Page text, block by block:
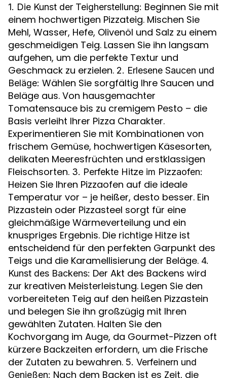
1. Die Kunst der Teigherstellung: Beginnen Sie mit
einem hochwertigen Pizzateig. Mischen Sie
Mehl, Wasser, Hefe, Olivenöl und Salz zu einem
geschmeidigen Teig. Lassen Sie ihn langsam
aufgehen, um die perfekte Textur und
Geschmack zu erzielen. 2. Erlesene Saucen und
Beläge: Wählen Sie sorgfältig Ihre Saucen und
Beläge aus. Von hausgemachter
Tomatensauce bis zu cremigem Pesto – die
Basis verleiht Ihrer Pizza Charakter.
Experimentieren Sie mit Kombinationen von
frischem Gemüse, hochwertigen Käsesorten,
delikaten Meeresfrüchten und erstklassigen
Fleischsorten. 3. Perfekte Hitze im Pizzaofen:
Heizen Sie Ihren Pizzaofen auf die ideale
Temperatur vor – je heißer, desto besser. Ein
Pizzastein oder Pizzasteel sorgt für eine
gleichmäßige Wärmeverteilung und ein
knuspriges Ergebnis. Die richtige Hitze ist
entscheidend für den perfekten Garpunkt des
Teigs und die Karamellisierung der Beläge. 4.
Kunst des Backens: Der Akt des Backens wird
zur kreativen Meisterleistung. Legen Sie den
vorbereiteten Teig auf den heißen Pizzastein
und belegen Sie ihn großzügig mit Ihren
gewählten Zutaten. Halten Sie den
Kochvorgang im Auge, da Gourmet-Pizzen oft
kürzere Backzeiten erfordern, um die Frische
der Zutaten zu bewahren. 5. Verfeinern und
Genießen: Nach dem Backen ist es Zeit, die